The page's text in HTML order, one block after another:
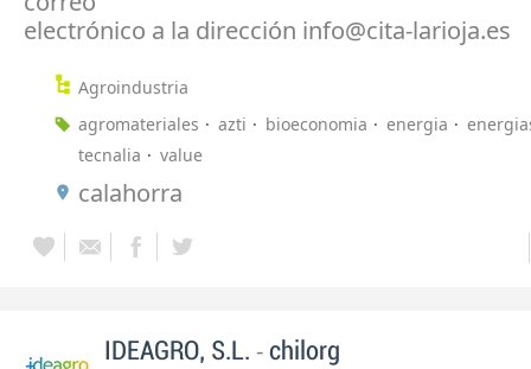
electrónico a la dirección info@cita-larioja.es
Agroindustria
agromateriales
azti bioeconomia energia
tecnalia
value
calahorra
IDEAGRO, S.L. - chilorg